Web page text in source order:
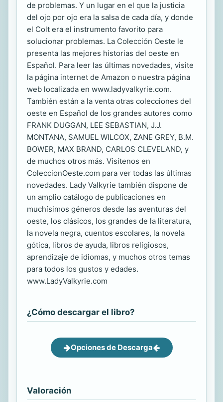
de problemas. Y un lugar en el que la justicia
del ojo por ojo era la salsa de cada día, y donde
el Colt era el instrumento favorito para
solucionar problemas. La Colección Oeste le
presenta las mejores historias del oeste en
Español. Para leer las últimas novedades, visite
la página internet de Amazon o nuestra página
web localizada en www.ladyvalkyrie.com.
También están a la venta otras colecciones del
oeste en Español de los grandes autores como
FRANK DUGGAN, LEE SEBASTIAN, J.J.
MONTANA, SAMUEL WILCOX, ZANE GREY, B.M.
BOWER, MAX BRAND, CARLOS CLEVELAND, y
de muchos otros más. Visítenos en
ColeccionOeste.com para ver todas las últimas
novedades. Lady Valkyrie también dispone de
un amplio catálogo de publicaciones en
muchísimos géneros desde las aventuras del
oeste, los clásicos, los grandes de la literatura,
la novela negra, cuentos escolares, la novela
gótica, libros de ayuda, libros religiosos,
aprendizaje de idiomas, y muchos otros temas
para todos los gustos y edades.
www.LadyValkyrie.com
¿Cómo descargar el libro?
Opciones de Descarga
Valoración